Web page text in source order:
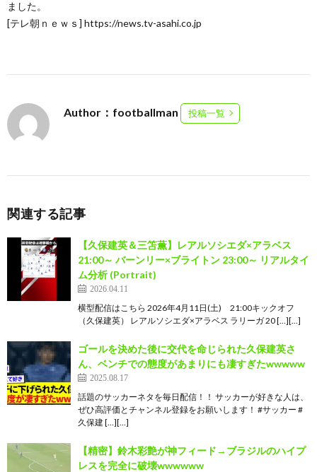
ました。
[テレ朝ｎｅｗｓ] https://news.tv-asahi.co.jp
Author：footballman 投稿一覧
関連する記事
【久保建英＆三笘薫】レアルソシエダ×アラベス
21:00～ バーンリー×ブライトン 23:00～ リアルタイ
ム分析 (Portrait)
2026.04.11
横型配信はこちら 2026年4月11日(土) 21:00キックオフ
（久保建英） レアルソシエダ×アラベス ラリーガ 20 […][…]
ゴールを決めた後に交代を命じられた久保建英さ
ん、ベンチでの態度があまりにも凄すぎたwwwww
2025.08.17
話題のサッカーネタを毎日配信！！ サッカーが好きな人は、
ぜひ高評価とチャンネル登録をお願いします！ #サッカー #
久保建 […][…]
【精密】鈴木彩艶が神フィード→ブラジルのハイプ
レスを完全に破壊wwwwww